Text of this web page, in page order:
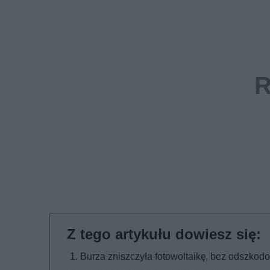
Burza zniszczyła fotowoltaikę, bez